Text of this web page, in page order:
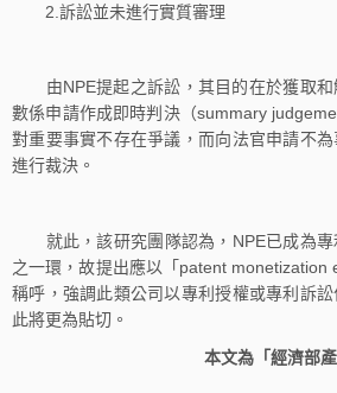
2.訴訟並未進行實質審理
由NPE提起之訴訟，其目的在於獲取和
數係申請作成即時判決（summary
對重要事實不存在爭議，而向法官申請不
進行裁決。
就此，該研究團隊認為，NPE已成為專
之一環，故提出應以「patent monetization
稱呼，強調此類公司以專利授權或專利訴
此將更為貼切。
本文為「經濟部